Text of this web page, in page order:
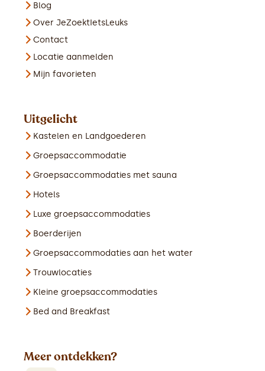
Blog
Over JeZoektIetsLeuks
Contact
Locatie aanmelden
Mijn favorieten
Uitgelicht
Kastelen en Landgoederen
Groepsaccommodatie
Groepsaccommodaties met sauna
Hotels
Luxe groepsaccommodaties
Boerderijen
Groepsaccommodaties aan het water
Trouwlocaties
Kleine groepsaccommodaties
Bed and Breakfast
Meer ontdekken?